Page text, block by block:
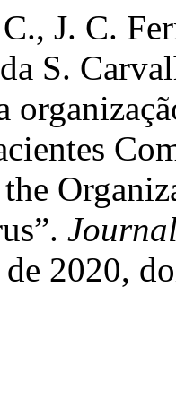
J. C.
S.
de 2020,